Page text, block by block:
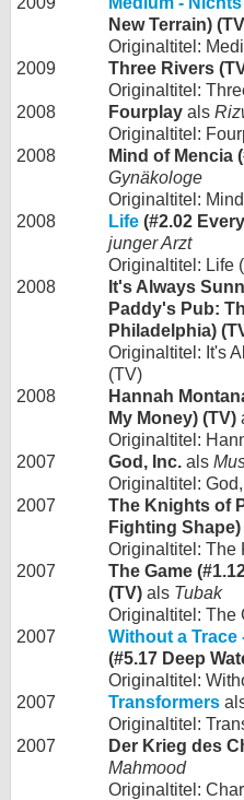
New Terrain)
Originaltitel:
2009
Three Rivers
Originaltitel:
2008
Fourplay als
Originaltitel:
2008
Mind of Mencia
Gynäkologe
Originaltitel:
2008
Life (#2.02
junger Arzt
Originaltitel: Life
2008
It's Always
Paddy's Pub:
Philadelphia)
Originaltitel: It's
(TV)
2008
Hannah
My Money) (TV)
Originaltitel:
2007
God, Inc. als
Originaltitel:
2007
The Knights of
Fighting Shape)
Originaltitel: The
2007
The Game
(TV) als Tubak
Originaltitel: The
2007
Without a
(#5.17 Deep
Originaltitel:
2007
Transformers
Originaltitel:
2007
Der Krieg des
Mahmood
Originaltitel: